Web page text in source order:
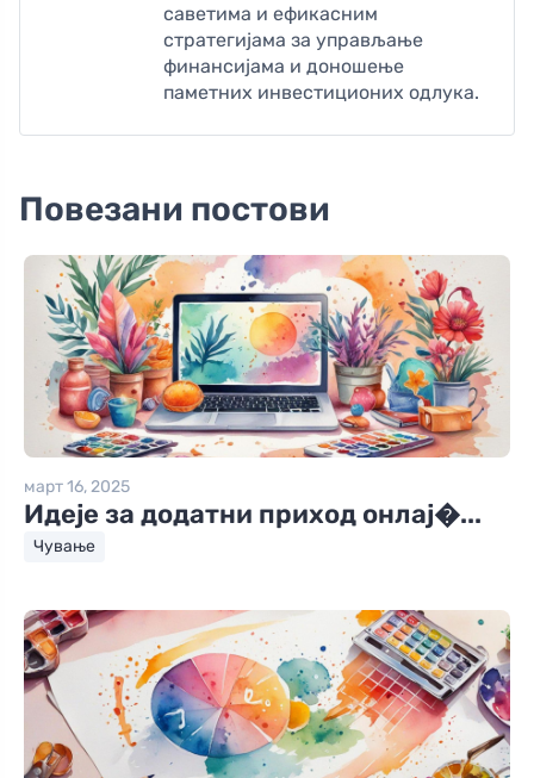
саветима и ефикасним
стратегијама за управљање
финансијама и доношење
паметних инвестиционих одлука.
Повезани постови
март 16, 2025
Идеје за додатни приход онлај�...
Чување